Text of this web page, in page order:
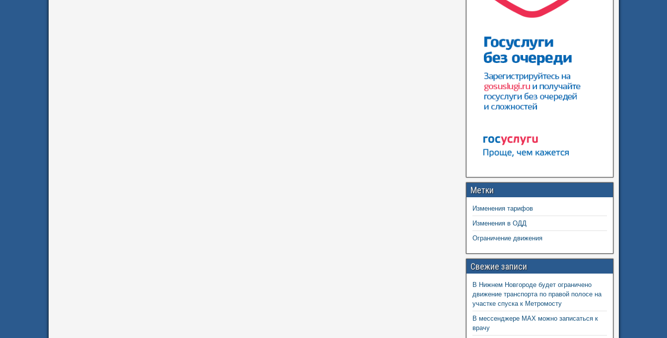
Метки
Изменения тарифов
Изменения в ОДД
Ограничение движения
Свежие записи
В Нижнем Новгороде будет ограничено
движение транспорта по правой полосе на
участке спуска к Метромосту
В мессенджере MAX можно записаться к
врачу